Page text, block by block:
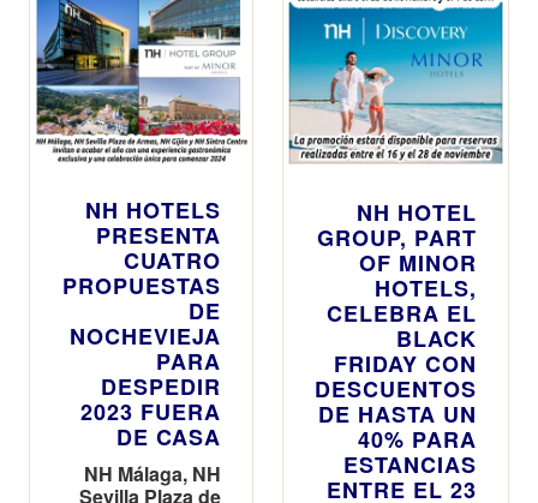
NH HOTELS
PRESENTA
CUATRO
PROPUESTAS
DE
NOCHEVIEJA
PARA
DESPEDIR
2023 FUERA
DE CASA
NH Málaga, NH
Sevilla Plaza de
NH HOTEL
GROUP, PART
OF MINOR
HOTELS,
CELEBRA EL
BLACK
FRIDAY CON
DESCUENTOS
DE HASTA UN
40% PARA
ESTANCIAS
ENTRE EL 23